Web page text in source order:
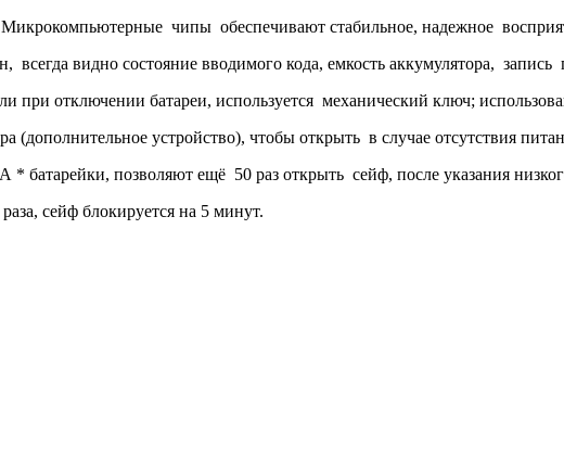
чипы обеспечивают стабильное, надежное восприятие
видно состояние вводимого кода, емкость аккумулятора,
батареи, используется механический ключ;
устройство), чтобы открыть в случае отсутствия
позволяют ещё 50 раз открыть сейф, после указания низкого
сейф блокируется на 5 минут.